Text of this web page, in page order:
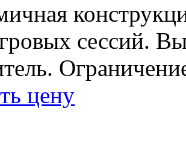
сессий.
цену